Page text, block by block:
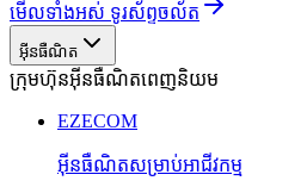
មើលទាំងអស់ ទូរស័ព្ទចល័ត
អ៊ីនធឺណិត
ក្រុមហ៊ុនអ៊ីនធឺណិតពេញនិយម
EZECOM
អ៊ីនធឺណិតសម្រាប់អាជីវកម្ម